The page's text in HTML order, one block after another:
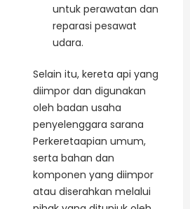
untuk perawatan dan
reparasi pesawat
udara.
Selain itu, kereta api yang
diimpor dan digunakan
oleh badan usaha
penyelenggara sarana
Perkeretaapian umum,
serta bahan dan
komponen yang diimpor
atau diserahkan melalui